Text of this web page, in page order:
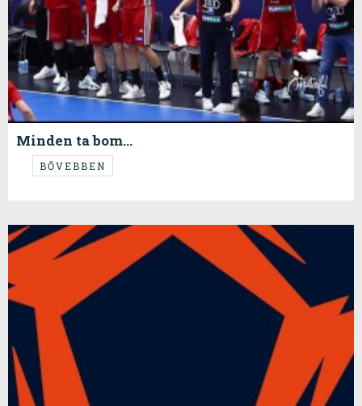
Minden ta bom...
A magyar válogatott ma Brazília legjobbjaival csapott össze a vb
középdöntőjében. A két pont és a továbbjutási remények mellett még egy
BŐVEBBEN